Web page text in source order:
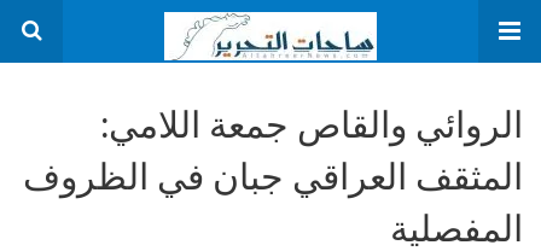
الروائي والقاص جمعة اللامي:
المثقف العراقي جبان في الظروف
المفصلية